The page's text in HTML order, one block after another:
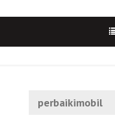
perbaikimobil